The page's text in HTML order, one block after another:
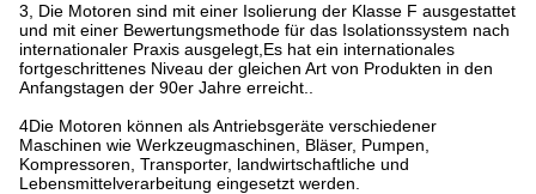
3, Die Motoren sind mit einer Isolierung der Klasse F ausgestattet
und mit einer Bewertungsmethode für das Isolationssystem nach
internationaler Praxis ausgelegt,Es hat ein internationales
fortgeschrittenes Niveau der gleichen Art von Produkten in den
Anfangstagen der 90er Jahre erreicht..
4Die Motoren können als Antriebsgeräte verschiedener
Maschinen wie Werkzeugmaschinen, Bläser, Pumpen,
Kompressoren, Transporter, landwirtschaftliche und
Lebensmittelverarbeitung eingesetzt werden.